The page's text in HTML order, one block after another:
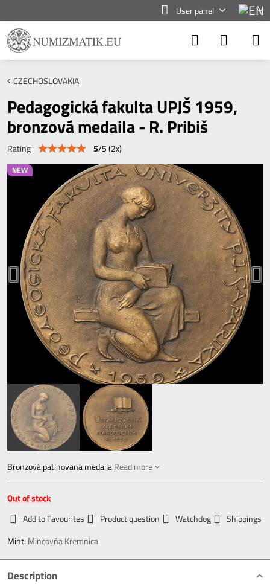
User panel
NEW
CZECHOSLOVAKIA
Pedagogická fakulta UPJŠ 1959,
bronzová medaila - R. Pribiš
Rating 5/5(2x)
Bronzová patinovaná medailaRead more
Out of stock
Add to Favourites
Product question Watchdog
Shippings
Mint: Mincovňa Kremnica
Description